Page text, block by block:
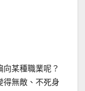
某種職業呢？
得無敵、不死身